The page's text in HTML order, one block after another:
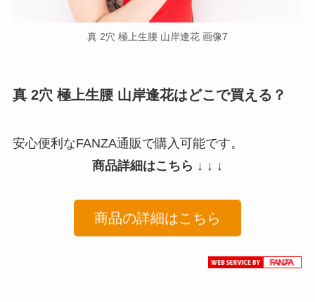
真 2穴 極上生腰 山岸逢花 画像7
真 2穴 極上生腰 山岸逢花はどこで買える？
安心便利なFANZA通販で購入可能です。
商品詳細はこちら ↓ ↓ ↓
商品の詳細はこちら